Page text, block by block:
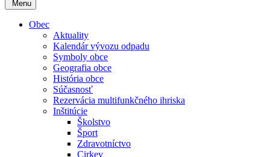
Menu
Obec
Aktuality
Kalendár vývozu odpadu
Symboly obce
Geografia obce
História obce
Súčasnosť
Rezervácia multifunkčného ihriska
Inštitúcie
Školstvo
Šport
Zdravotníctvo
Cirkev